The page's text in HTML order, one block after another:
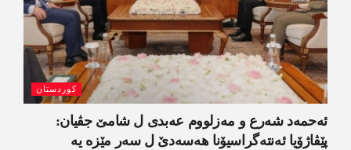
کوردستان
ئەحمەد شەرع و مەزلووم عەبدی ل شامێ جڤیان:
پێڤاژۆیا ئەنتەگراسیۆنا ھەسەدێ ل سەر مێزە یە